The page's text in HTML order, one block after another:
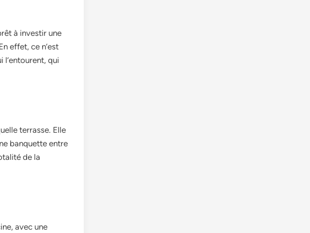
à investir une
effet, ce n’est
l’entourent, qui
terrasse. Elle
banquette entre
de la
avec une